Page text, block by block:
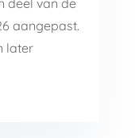
aangepast.
later